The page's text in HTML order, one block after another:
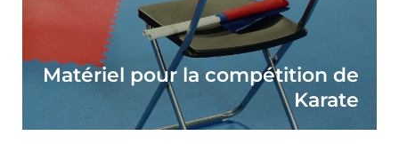
Matériel pour la compétition de
Karate